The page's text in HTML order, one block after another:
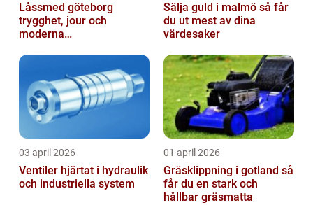
Låssmed göteborg
trygghet, jour och
moderna
Sälja guld i malmö så får
du ut mest av dina
värdesaker
03 april 2026
Ventiler hjärtat i hydraulik
och industriella system
01 april 2026
Gräsklippning i gotland så
får du en stark och
hållbar gräsmatta